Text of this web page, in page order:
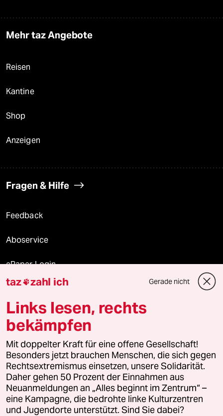
Mehr taz Angebote
Reisen
Kantine
Shop
Anzeigen
Fragen & Hilfe
Feedback
Aboservice
ePaper Login
Downloads für Abonnierende
© 2026 taz Verlags und Vertriebs GmbH
Alle Rechte vorbehalten. Bei rechtlichen Fragen oder für Genehmigungen
wenden Sie sich bitte an
lizenzen@taz.de
Feedback Redaktionsstatut Kommune-Richtlinien
Leitlinie Informant Datenschutz Impressum AGB
taz zahl ich Gerade nicht
Links lesen, rechts
bekämpfen
Mit doppelter Kraft für eine offene Gesellschaft!
Besonders jetzt brauchen Menschen, die sich gegen
Rechtsextremismus einsetzen, unsere Solidarität.
Daher gehen 50 Prozent der Einnahmen aus
Neuanmeldungen an „Alles beginnt im Zentrum“ –
eine Kampagne, die bedrohte linke Kulturzentren
und Jugendorte unterstützt. Sind Sie dabei?